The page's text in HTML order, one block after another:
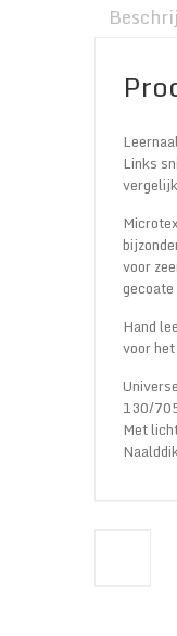
Links
voor
Hand
voor
130/
Met